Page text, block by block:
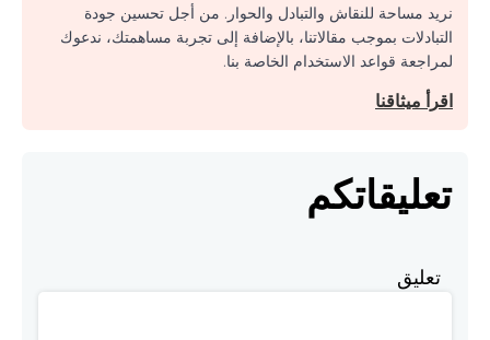
نريد مساحة للنقاش والتبادل والحوار. من أجل تحسين جودة
التبادلات بموجب مقالاتنا، بالإضافة إلى تجربة مساهمتك، ندعوك
لمراجعة قواعد الاستخدام الخاصة بنا.
اقرأ ميثاقنا
تعليقاتكم
تعليق